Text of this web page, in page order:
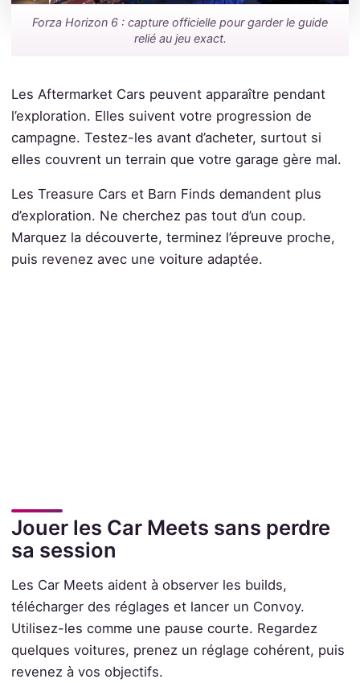
Forza Horizon 6 : capture officielle pour garder le guide
relié au jeu exact.
Les Aftermarket Cars peuvent apparaître pendant
l’exploration. Elles suivent votre progression de
campagne. Testez-les avant d’acheter, surtout si
elles couvrent un terrain que votre garage gère mal.
Les Treasure Cars et Barn Finds demandent plus
d’exploration. Ne cherchez pas tout d’un coup.
Marquez la découverte, terminez l’épreuve proche,
puis revenez avec une voiture adaptée.
Jouer les Car Meets sans perdre
sa session
Les Car Meets aident à observer les builds,
télécharger des réglages et lancer un Convoy.
Utilisez-les comme une pause courte. Regardez
quelques voitures, prenez un réglage cohérent, puis
revenez à vos objectifs.